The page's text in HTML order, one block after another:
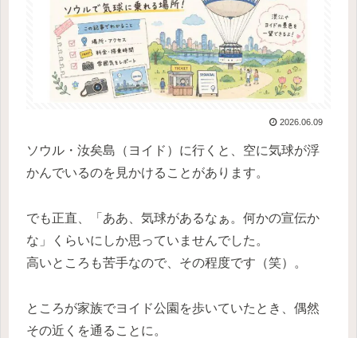
2026.06.09
ソウル・汝矣島（ヨイド）に行くと、空に気球が浮
かんでいるのを見かけることがあります。
でも正直、「ああ、気球があるなぁ。何かの宣伝か
な」くらいにしか思っていませんでした。
高いところも苦手なので、その程度です（笑）。
ところが家族でヨイド公園を歩いていたとき、偶然
その近くを通ることに。